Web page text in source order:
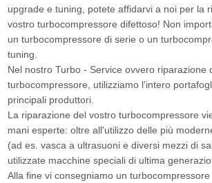
upgrade e tuning, potete affidarvi a noi per la
vostro turbocompressore difettoso! Non
un turbocompressore di serie o un
tuning.
Nel nostro Turbo - Service ovvero riparazione
turbocompressore, utilizziamo l'intero
principali produttori.
La riparazione del vostro turbocompressore
mani esperte: oltre all'utilizzo delle più
(ad es. vasca a ultrasuoni e diversi mezzi di
utilizzate macchine speciali di ultima
Alla fine vi consegniamo un